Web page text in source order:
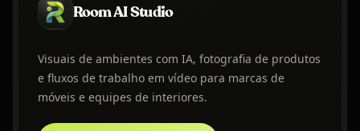
Room AI Studio
Visuais de ambientes com IA, fotografia de produtos
e fluxos de trabalho em vídeo para marcas de
móveis e equipes de interiores.